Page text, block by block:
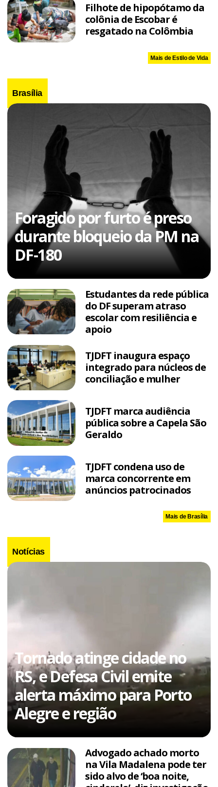
Filhote de hipopótamo da
colônia de Escobar é
resgatado na Colômbia
Mais de Estilo de Vida
Brasília
Foragido por furto é preso
durante bloqueio da PM na
DF-180
Estudantes da rede pública
do DF superam atraso
escolar com resiliência e
apoio
TJDFT inaugura espaço
integrado para núcleos de
conciliação e mulher
TJDFT marca audiência
pública sobre a Capela São
Geraldo
TJDFT condena uso de
marca concorrente em
anúncios patrocinados
Mais de Brasília
Notícias
Tornado atinge cidade no
RS, e Defesa Civil emite
alerta máximo para Porto
Alegre e região
Advogado achado morto
na Vila Madalena pode ter
sido alvo de ‘boa noite,